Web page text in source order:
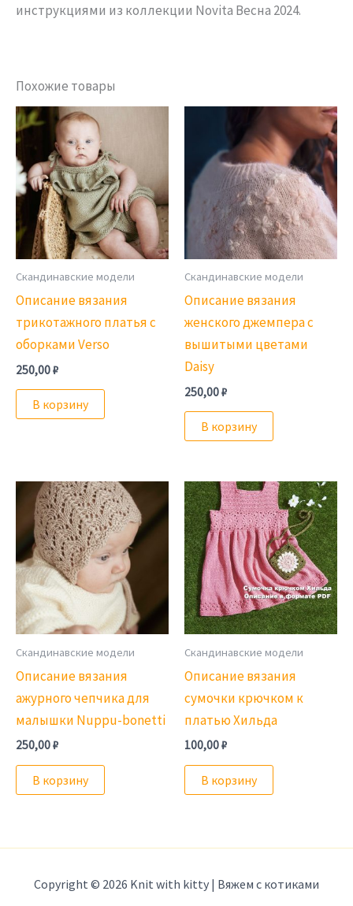
инструкциями из коллекции Novita Весна 2024.
Похожие товары
Скандинавские модели
Описание вязания
трикотажного платья с
оборками Verso
250,00₽
В корзину
Скандинавские модели
Описание вязания
женского джемпера с
вышитыми цветами
Daisy
250,00₽
В корзину
Скандинавские модели
Описание вязания
ажурного чепчика для
малышки Nuppu-bonetti
250,00₽
В корзину
Скандинавские модели
Описание вязания
сумочки крючком к
платью Хильда
100,00₽
В корзину
Copyright © 2026 Knit with kitty | Вяжем с котиками